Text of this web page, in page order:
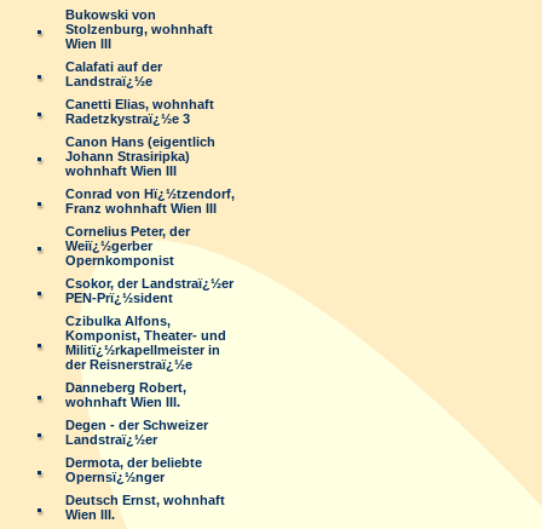
Bukowski von
Stolzenburg, wohnhaft
Wien III
Calafati auf der
Landstraï¿½e
Canetti Elias, wohnhaft
Radetzkystraï¿½e 3
Canon Hans (eigentlich
Johann Strasiripka)
wohnhaft Wien III
Conrad von Hï¿½tzendorf,
Franz wohnhaft Wien III
Cornelius Peter, der
Weiï¿½gerber
Opernkomponist
Csokor, der Landstraï¿½er
PEN-Prï¿½sident
Czibulka Alfons,
Komponist, Theater- und
Militï¿½rkapellmeister in
der Reisnerstraï¿½e
Danneberg Robert,
wohnhaft Wien III.
Degen - der Schweizer
Landstraï¿½er
Dermota, der beliebte
Opernsï¿½nger
Deutsch Ernst, wohnhaft
Wien III.